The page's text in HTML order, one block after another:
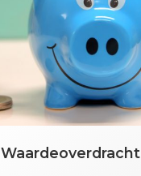
Waardeoverdracht